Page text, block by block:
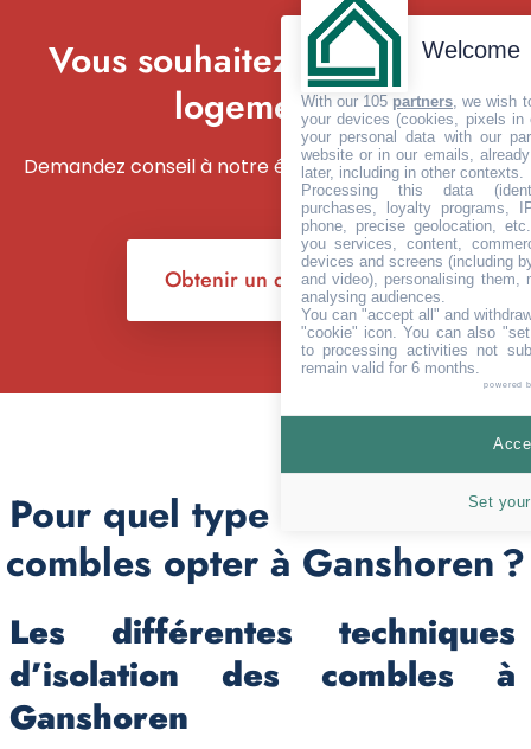
Vous souhaitez isoler votre
logement ?
Demandez conseil à notre équipe d’experts
Obtenir un devis
Pour quel type d’isolation de
combles opter à Ganshoren ?
Les différentes techniques
d’isolation des combles à
Ganshoren
Welcome
With our 105 partners , we wish
your devices (cookies, pixels
your personal data with our
website or in our emails,
later, including in other contexts.
Processing this data
purchases, loyalty programs,
phone, precise geolocation,
you services, content,
devices and screens (including
and video), personalising them,
analysing audiences.
You can "accept all" and
"cookie" icon. You can also
to processing activities not
remain valid for 6 months.
powered
Set